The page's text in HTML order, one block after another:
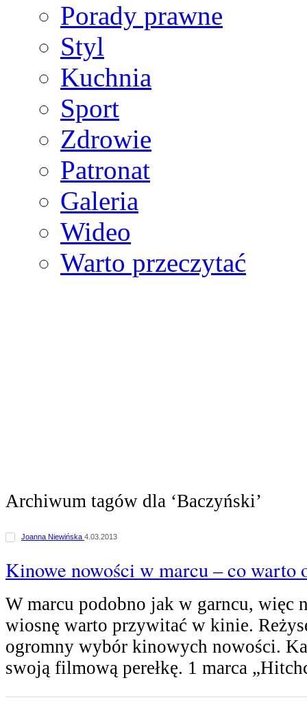
Porady prawne
Styl
Kuchnia
Sport
Zdrowie
Patronat
Galeria
Wideo
Warto przeczytać
Archiwum tagów dla ‘Baczyński’
Joanna Niewińska 4.03.2013
Kinowe nowości w marcu – co warto
W marcu podobno jak w garncu, więc
wiosnę warto przywitać w kinie.
ogromny wybór kinowych nowości.
swoją filmową perełkę. 1 marca